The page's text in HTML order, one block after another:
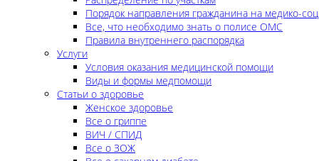
Порядок направления гражданина на медико-
Все, что необходимо знать о полисе ОМС
Правила внутреннего распорядка
Услуги
Условия оказания медицинской помощи
Виды и формы медпомощи
Статьи о здоровье
Женское здоровье
Все о гриппе
ВИЧ / СПИД
Все о ЗОЖ